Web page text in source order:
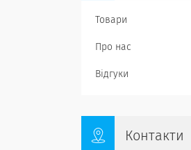
Товари
Про нас
Відгуки
Контакти